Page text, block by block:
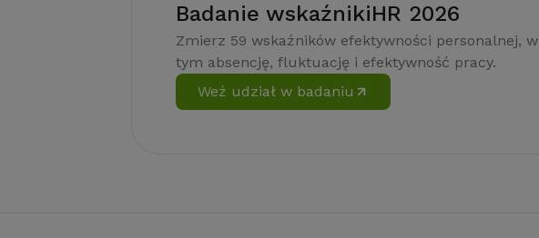
Badanie wskaźnikiHR 2026
Zmierz 59 wskaźników efektywności personalnej, w
tym absencję, fluktuację i efektywność pracy.
Weź udział w badaniu